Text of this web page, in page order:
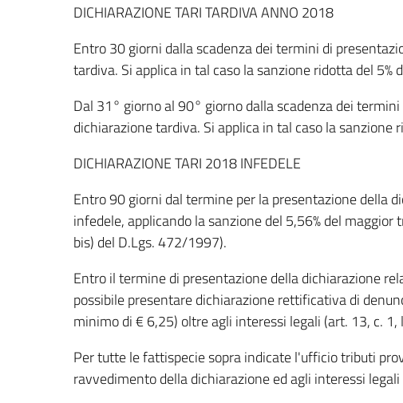
DICHIARAZIONE TARI TARDIVA ANNO 2018
Entro 30 giorni dalla scadenza dei termini di
tardiva. Si applica in tal caso la sanzione ridotta del
Dal 31° giorno al 90° giorno dalla scadenza dei
dichiarazione tardiva. Si applica in tal caso la
DICHIARAZIONE TARI 2018 INFEDELE
Entro 90 giorni dal termine per la presentazione della
infedele, applicando la sanzione del 5,56% del
bis) del D.Lgs. 472/1997).
Entro il termine di presentazione della dichiarazione
possibile presentare dichiarazione rettificativa di
minimo di € 6,25) oltre agli interessi legali (art. 13, c.
Per tutte le fattispecie sopra indicate l'ufficio tributi
ravvedimento della dichiarazione ed agli interessi